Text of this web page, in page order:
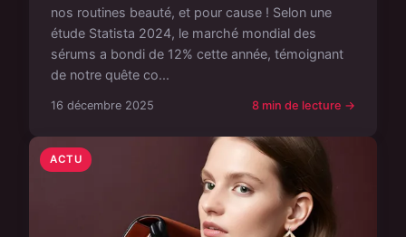
nos routines beauté, et pour cause ! Selon une
étude Statista 2024, le marché mondial des
sérums a bondi de 12% cette année, témoignant
de notre quête co...
16 décembre 2025 8 min de lecture →
ACTU